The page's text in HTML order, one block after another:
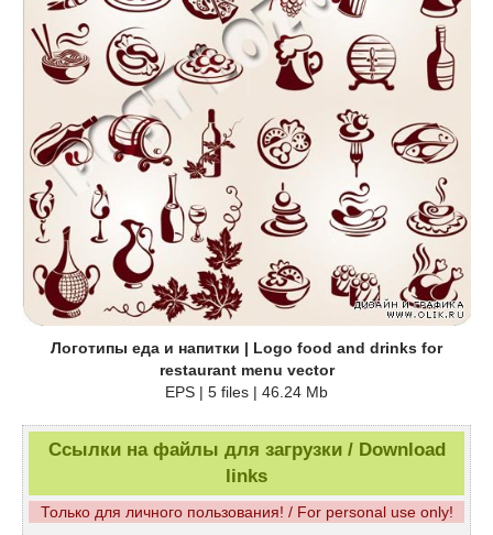
Логотипы еда и напитки | Logo food and drinks for
restaurant menu vector
EPS | 5 files | 46.24 Mb
Ссылки на файлы для загрузки / Download
links
Только для личного пользования! / For personal use only!